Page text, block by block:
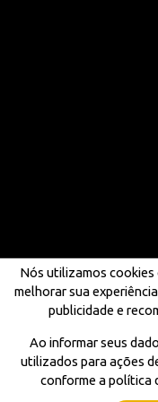
Nós utilizamos
melhorar sua
publicidade e
Ao informar seus
utilizados para ações
conforme a política